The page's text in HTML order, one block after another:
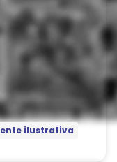
ilustrativa